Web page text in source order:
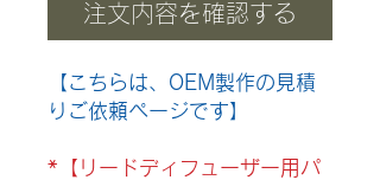
注文内容を確認する
【こちらは、OEM製作の見積
りご依頼ページです】
*【リードディフューザー用パ